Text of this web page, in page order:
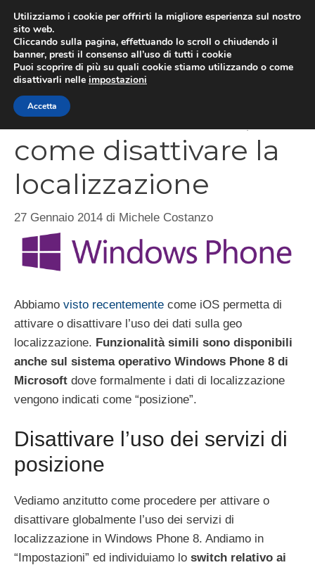
contenuto
Windows Phone,
come disattivare la
localizzazione
27 Gennaio 2014 di Michele Costanzo
Abbiamo visto recentemente come iOS permetta di
attivare o disattivare l’uso dei dati sulla geo
localizzazione. Funzionalità simili sono disponibili
anche sul sistema operativo Windows Phone 8 di
Microsoft dove formalmente i dati di localizzazione
vengono indicati come “posizione”.
Disattivare l’uso dei servizi di
posizione
Vediamo anzitutto come procedere per attivare o
disattivare globalmente l’uso dei servizi di
localizzazione in Windows Phone 8. Andiamo in
“Impostazioni” ed individuiamo lo switch relativo ai
Utilizziamo i cookie per offrirti la migliore esperienza sul nostro
sito web.
Cliccando sulla pagina, effettuando lo scroll o chiudendo il
banner, presti il consenso all’uso di tutti i cookie
Puoi scoprire di più su quali cookie stiamo utilizzando o come
disattivarli nelle impostazioni
Accetta